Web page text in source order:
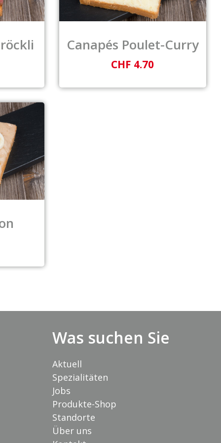
Canapés Poulet-Curry
CHF 4.70
Was suchen Sie
Aktuell
Spezialitäten
Jobs
Produkte-Shop
Standorte
Über uns